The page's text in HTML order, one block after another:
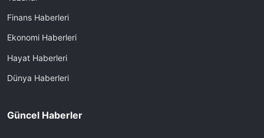
Finans Haberleri
Ekonomi Haberleri
Hayat Haberleri
Dünya Haberleri
Güncel Haberler